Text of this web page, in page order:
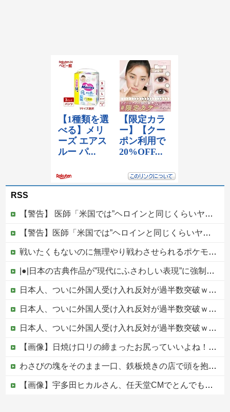
RSS
【警告】 医師「米国では”ヘロインと同じくらいヤバい薬”が日本では平気で処方されてる」
【警告】医師「米国では”ヘロインと同じくらいヤバい薬”が日本では平気で処方されてる」
戦いたくもないのに無理やり戦わさせられるポケモンが可哀想
|●|日本の古典作品が”現代にふさわしい表現”に強制変更される事態が進行中、今の価値観に照らせば……
日本人、ついに外国人受け入れ反対が過半数突破ｗｗｗ他
日本人、ついに外国人受け入れ反対が過半数突破ｗｗｗ
日本人、ついに外国人受け入れ反対が過半数突破ｗｗｗ
【画像】日焼け口リの締まったお尻っていいよね！ｗｗｗｗｗ
わさびの塊をそのまま一口、鉄板焼きの店で頭を抱えた男「もう時間の匂いまで嗅ぎ分けられるだろ」【海外の反応】
【画像】宇多田ヒカルさん、任天堂CMでとんでもない服を着てしまうｗｗｗｗ